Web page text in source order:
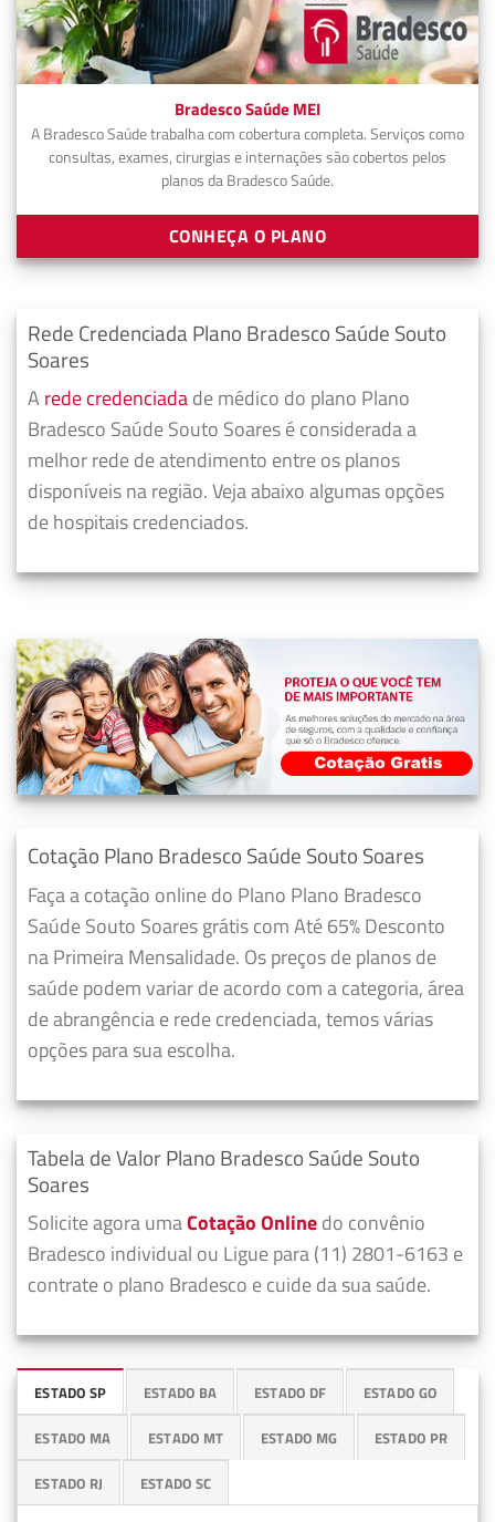
Bradesco Saúde MEI
A Bradesco Saúde trabalha com cobertura completa. Serviços como
consultas, exames, cirurgias e internações são cobertos pelos
planos da Bradesco Saúde.
CONHEÇA O PLANO
Rede Credenciada Plano Bradesco Saúde Souto
Soares
A rede credenciadade médico do plano Plano
Bradesco Saúde Souto Soares é considerada a
melhor rede de atendimento entre os planos
disponíveis na região. Veja abaixo algumas opções
de hospitais credenciados.
Cotação Plano Bradesco Saúde Souto Soares
Faça a cotação online do Plano Plano Bradesco
Saúde Souto Soares grátis com Até 65% Desconto
na Primeira Mensalidade. Os preços de planos de
saúde podem variar de acordo com a categoria, área
de abrangência e rede credenciada, temos várias
opções para sua escolha.
Tabela de Valor Plano Bradesco Saúde Souto
Soares
Solicite agora umaCotação Onlinedo convênio
Bradesco individual ou Ligue para (11) 2801-6163 e
contrate o plano Bradesco e cuide da sua saúde.
ESTADO SP ESTADO BA ESTADO DF ESTADO GO
ESTADO MA ESTADO MT ESTADO MG ESTADO PR
ESTADO RJ ESTADO SC